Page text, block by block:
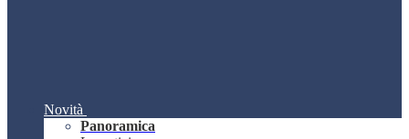
Novità
Panoramica